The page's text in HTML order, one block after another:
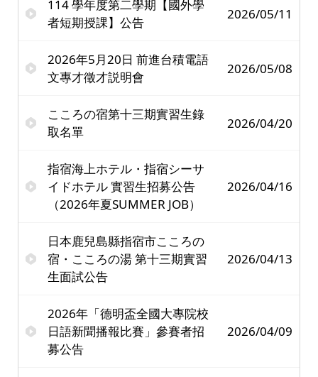
114 學年度第二學期【國外學
者短期授課】公告
2026/05/11
2026年5月20日 前進台積電語
文專才徵才説明會
2026/05/08
こころの宿第十三期實習生錄
取名單
2026/04/20
指宿海上ホテル・指宿シーサ
イドホテル 實習生招募公告
（2026年夏SUMMER JOB）
2026/04/16
日本鹿兒島縣指宿市こころの
宿・こころの湯 第十三期實習
生面試公告
2026/04/13
2026年「德明盃全國大專院校
日語新聞播報比賽」參賽者招
募公告
2026/04/09